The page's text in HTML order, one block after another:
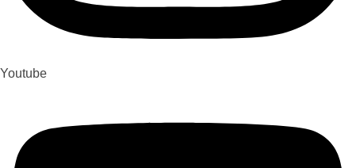
Youtube